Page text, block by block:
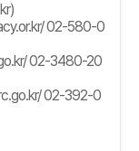
02-580-0
02-3480-20
02-392-0